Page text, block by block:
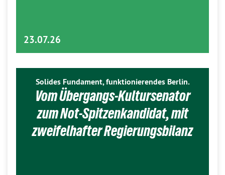
23.07.26
Solides Fundament, funktionierendes Berlin.
Vom Übergangs-Kultursenator
zum Not-Spitzenkandidat, mit
zweifelhafter Regierungsbilanz